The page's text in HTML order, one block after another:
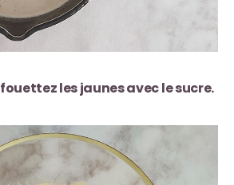
fouettez les jaunes avec le sucre.